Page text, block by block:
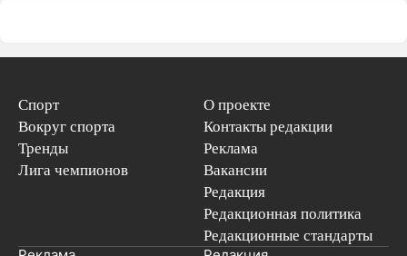
Спорт
Вокруг спорта
Тренды
Лига чемпионов
О проекте
Контакты редакции
Реклама
Вакансии
Редакция
Редакционная политика
Редакционные стандарты